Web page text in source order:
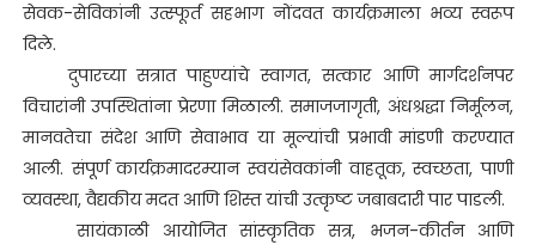
सेवक-सेविकांनी उत्स्फूर्त सहभाग नोंदवत कार्यक्रमाला भव्य स्वरूप
दिले.
दुपारच्या सत्रात पाहुण्यांचे स्वागत, सत्कार आणि मार्गदर्शनपर
विचारांनी उपस्थितांना प्रेरणा मिळाली. समाजजागृती, अंधश्रद्धा निर्मूलन,
मानवतेचा संदेश आणि सेवाभाव या मूल्यांची प्रभावी मांडणी करण्यात
आली. संपूर्ण कार्यक्रमादरम्यान स्वयंसेवकांनी वाहतूक, स्वच्छता, पाणी
व्यवस्था, वैद्यकीय मदत आणि शिस्त यांची उत्कृष्ट जबाबदारी पार पाडली.
सायंकाळी आयोजित सांस्कृतिक सत्र, भजन-कीर्तन आणि